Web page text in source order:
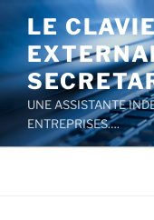
Aller
contenu
principal
LE
UNE ASSISTANTE
ENTREPRISES….